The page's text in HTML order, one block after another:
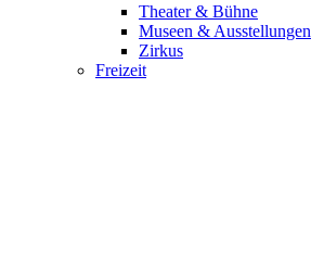
Theater & Bühne
Museen & Ausstellungen
Zirkus
Freizeit